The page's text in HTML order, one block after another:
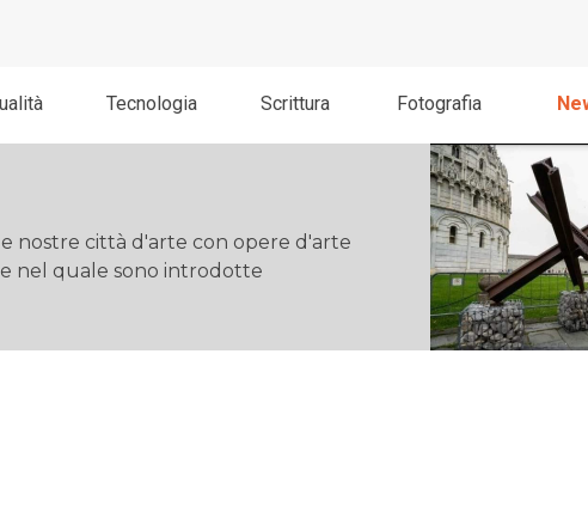
Tecnologia Scrittura Fotografia
nostre città d'arte con opere d'arte
nel quale sono introdotte